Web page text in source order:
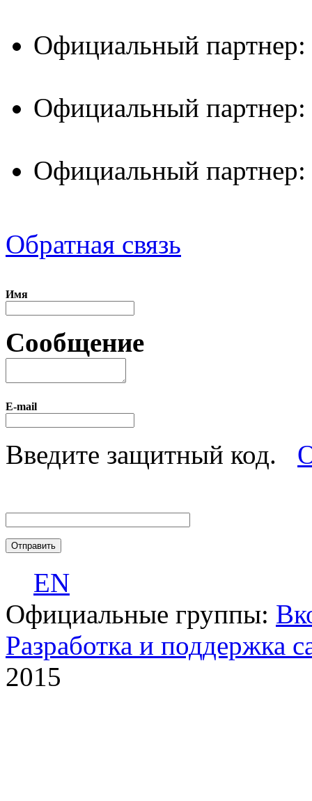
Официальный партнер:
Официальный партнер:
Официальный партнер:
Обратная связь
Имя
Сообщение
E-mail
Введите защитный код.
EN
Официальные группы:
Разработка и поддержка
2015